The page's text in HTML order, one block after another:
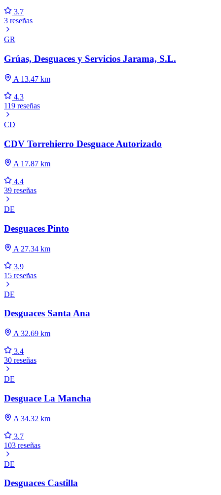
3.7
3 reseñas
GR
Grúas, Desguaces y Servicios Jarama, S.L.
A 13.47 km
4.3
119 reseñas
CD
CDV Torrehierro Desguace Autorizado
A 17.87 km
4.4
39 reseñas
DE
Desguaces Pinto
A 27.34 km
3.9
15 reseñas
DE
Desguaces Santa Ana
A 32.69 km
3.4
30 reseñas
DE
Desguace La Mancha
A 34.32 km
3.7
103 reseñas
DE
Desguaces Castilla